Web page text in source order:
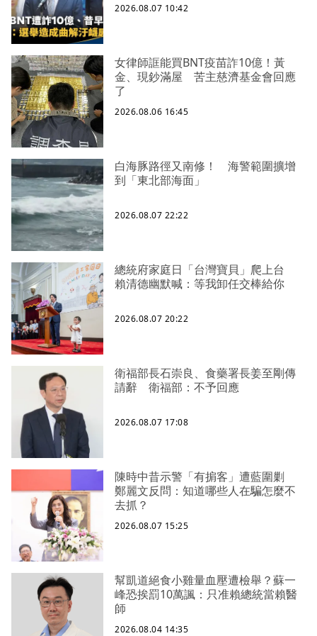
2026.08.07 10:42
女律師誆能買BNT疫苗詐10億！黃
金、現鈔滿屋 苦主慈濟基金會回應
了
2026.08.06 16:45
白海豚路徑又南修！ 海警範圍擴增
到「東北部海面」
2026.08.07 22:22
總統府家庭日「台灣寶貝」爬上台
賴清德幽默喊：等我卸任交棒給你
2026.08.07 20:22
衛福部長石崇良、食藥署長姜至剛傳
請辭 衛福部：不予回應
2026.08.07 17:08
陳時中昔示警「有掮客」遭藍圍剿
鄭麗文反問：知道哪些人在騙怎麼不
去抓？
2026.08.07 15:25
幫凱道絕食小雞量血壓遭檢舉？蘇一
峰恐挨罰10萬諷：只准賴總統當賴醫
師
2026.08.04 14:35